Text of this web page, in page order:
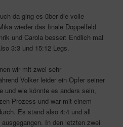
da ging es über die volle
wieder das finale Doppelfeld
und Carola besser: Endlich mal
3:3 und 15:12 Legs.
wir mit zwei sehr
Volker leider ein Opfer seiner
und wie könnte es anders sein,
Prozess und war mit einem
Es stand also 4:4 und all
In den letzten zwei